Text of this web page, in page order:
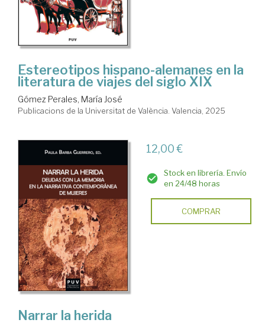
Estereotipos hispano-alemanes en la
literatura de viajes del siglo XIX
Gómez Perales, María José
Publicacions de la Universitat de València. Valencia, 2025
12,00 €
Stock en librería. Envío
en 24/48 horas
COMPRAR
Narrar la herida